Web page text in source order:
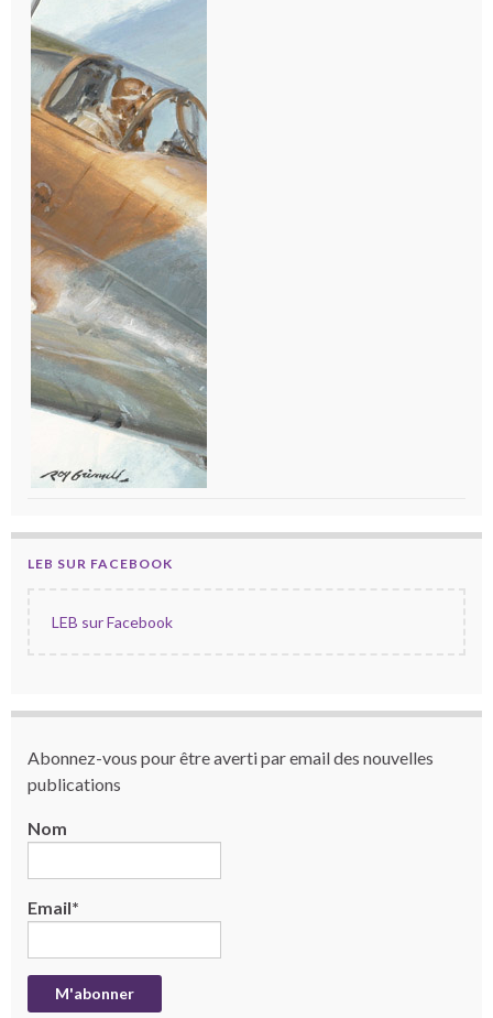
LEB SUR FACEBOOK
LEB sur Facebook
Abonnez-vous pour être averti par email des nouvelles
publications
Nom
Email*